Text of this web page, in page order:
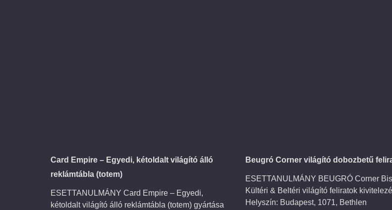
Card Empire – Egyedi, kétoldalt világító álló
reklámtábla (totem)
ESETTANULMÁNY Card Empire – Egyedi,
kétoldalt világító álló reklámtábla (totem) gyártása
Beugró Corner világító dobozbetű
ESETTANULMÁNY BEUGRÓ Corner
Kültéri & Beltéri világító feliratok
Helyszín: Budapest, 1071, Bethlen